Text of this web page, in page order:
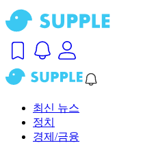
최신 뉴스
정치
경제/금융